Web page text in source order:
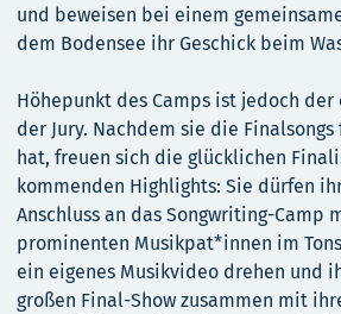
und beweisen bei einem
dem Bodensee ihr Geschick beim
Höhepunkt des Camps ist jedoch
der Jury. Nachdem sie die
hat, freuen sich die glücklichen
kommenden Highlights: Sie dürfen
Anschluss an das Songwriting-Camp
prominenten Musikpat*innen im
ein eigenes Musikvideo drehen und
großen Final-Show zusammen mit